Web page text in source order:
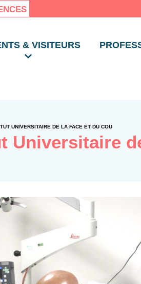
& VISITEURS
UNIVERSITAIRE DE LA FACE ET DU COU
Universitaire